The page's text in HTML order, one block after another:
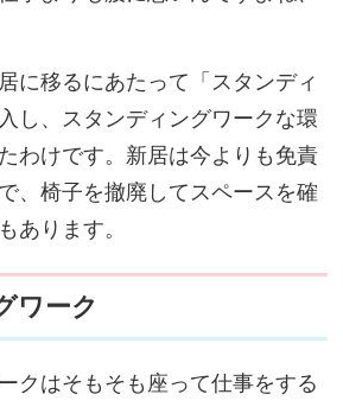
に移るにあたって「スタンディ
し、スタンディングワークな環
わけです。新居は今よりも免責
、椅子を撤廃してスペースを確
あります。
ワーク
クはそもそも座って仕事をする